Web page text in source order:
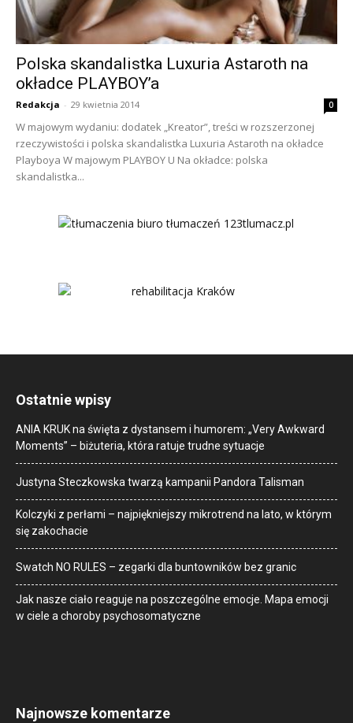
Polska skandalistka Luxuria Astaroth na
okładce PLAYBOY’a
Redakcja - 29 kwietnia 2014 0
W majowym wydaniu: dodatek „Kreator”, treści w rozszerzonej
rzeczywistości i polska skandalistka Luxuria Astaroth na okładce
Playboya W majowym PLAYBOY U Na okładce: polska
skandalistka...
Ostatnie wpisy
ANIA KRUK na święta z dystansem i humorem: „Very Awkward
Moments” – biżuteria, która ratuje trudne sytuacje
Justyna Steczkowska twarzą kampanii Pandora Talisman
Kolczyki z perłami – najpiękniejszy mikrotrend na lato, w którym
się zakochacie
Swatch NO RULES – zegarki dla buntowników bez granic
Jak nasze ciało reaguje na poszczególne emocje. Mapa emocji
w ciele a choroby psychosomatyczne
Najnowsze komentarze